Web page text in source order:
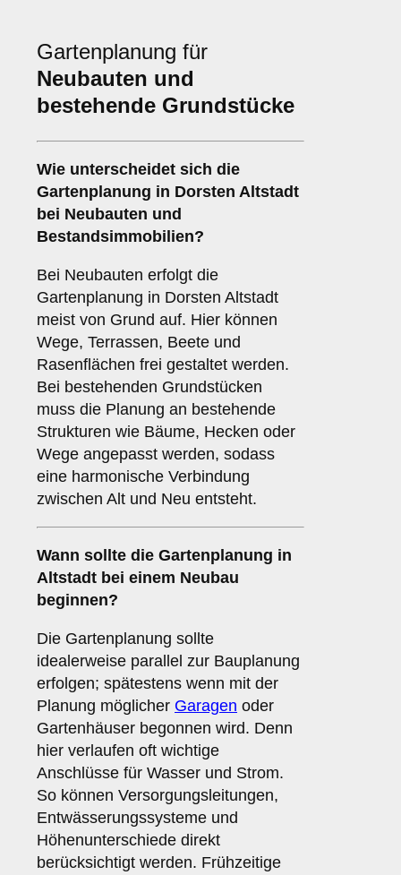
Gartenplanung für
Neubauten und
bestehende Grundstücke
Wie unterscheidet sich die
Gartenplanung in Dorsten Altstadt
bei Neubauten und
Bestandsimmobilien?
Bei Neubauten erfolgt die
Gartenplanung in Dorsten Altstadt
meist von Grund auf. Hier können
Wege, Terrassen, Beete und
Rasenflächen frei gestaltet werden.
Bei bestehenden Grundstücken
muss die Planung an bestehende
Strukturen wie Bäume, Hecken oder
Wege angepasst werden, sodass
eine harmonische Verbindung
zwischen Alt und Neu entsteht.
Wann sollte die Gartenplanung in
Altstadt bei einem Neubau
beginnen?
Die Gartenplanung sollte
idealerweise parallel zur Bauplanung
erfolgen; spätestens wenn mit der
Planung möglicher Garagen oder
Gartenhäuser begonnen wird. Denn
hier verlaufen oft wichtige
Anschlüsse für Wasser und Strom.
So können Versorgungsleitungen,
Entwässerungssysteme und
Höhenunterschiede direkt
berücksichtigt werden. Frühzeitige